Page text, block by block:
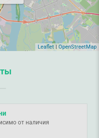
Leaflet| OpenStreetMap
от наличия